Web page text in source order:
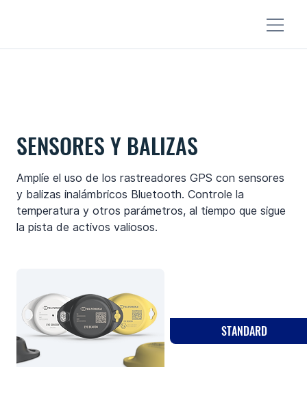
SENSORES Y BALIZAS
Amplíe el uso de los rastreadores GPS con sensores
y balizas inalámbricos Bluetooth. Controle la
temperatura y otros parámetros, al tiempo que sigue
la pista de activos valiosos.
STANDARD